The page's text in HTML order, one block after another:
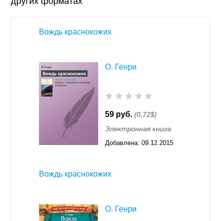
Вождь краснокожих
О. Генри
59 руб. (0,72$)
Электронная книга
Добавлена: 09.12.2015
Вождь краснокожих
О. Генри